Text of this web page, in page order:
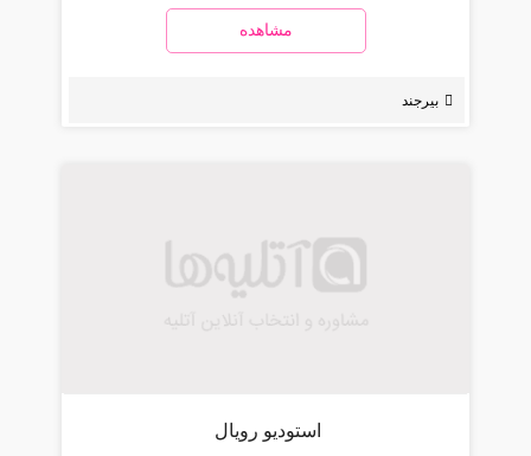
مشاهده
بیرجند
استودیو رویال